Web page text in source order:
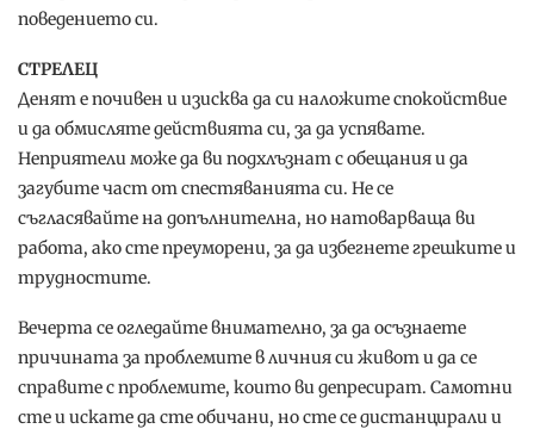
поведението си.
СТРЕЛЕЦ
Денят е почивен и изисква да си наложите спокойствие
и да обмисляте действията си, за да успявате.
Неприятели може да ви подхлъзнат с обещания и да
загубите част от спестяванията си. Не се
съгласявайте на допълнителна, но натоварваща ви
работа, ако сте преуморени, за да избегнете грешките и
трудностите.
Вечерта се огледайте внимателно, за да осъзнаете
причината за проблемите в личния си живот и да се
справите с проблемите, които ви депресират. Самотни
сте и искате да сте обичани, но сте се дистанцирали и